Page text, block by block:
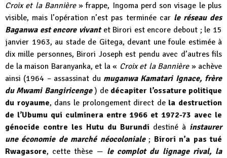
Croix et la Bannière» frappe, Ingoma perd son visage le plus
visible, mais l’opération n’est pas terminée carle réseau des
Baganwa est encore vivant et Birori est encore debout ; le 15
janvier 1963, au stade de Gitega, devant une foule estimée à
dix mille personnes, Birori Joseph est pendu avec d’autres fils
de la maison Baranyanka, et la « Croix et la Bannière» achève
ainsi (1964 – assassinat du muganwa Kamatari Ignace, frère
du Mwami Bangiricenge) de décapiter l’ossature politique
du royaume, dans le prolongement direct dela destruction
de l’Ubumu qui culminera entre 1966 et 1972-73 avec le
génocide contre les Hutu du Burundi destiné à instaurer
une économie de marché néocoloniale; Birori n’a pas tué
Rwagasore, cette thèse — le complot du lignage rival, la